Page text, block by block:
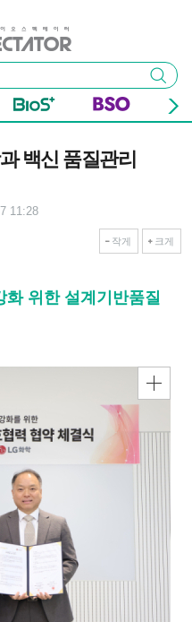
검색
백신 품질관리
11:28
작게 크게
화 위한 설계기반품질